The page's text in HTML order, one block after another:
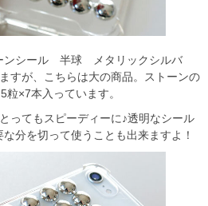
ンシール 半球 メタリックシルバ
すが、こちらは大の商品。ストーンの
×7本入っています。
ってもスピーディーに♪透明なシール
分を切って使うことも出来ますよ！